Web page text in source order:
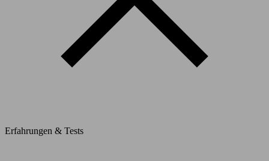
Erfahrungen & Tests